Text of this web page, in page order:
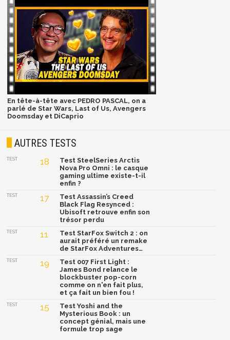
En tête-à-tête avec PEDRO PASCAL, on a
parlé de Star Wars, Last of Us, Avengers
Doomsday et DiCaprio
AUTRES TESTS
TEST 18
Test SteelSeries Arctis
Nova Pro Omni : le casque
gaming ultime existe-t-il
enfin ?
TEST 17
Test Assassin’s Creed
Black Flag Resynced :
Ubisoft retrouve enfin son
trésor perdu
TEST 11
Test StarFox Switch 2 : on
aurait préféré un remake
de StarFox Adventures…
TEST 19
Test 007 First Light :
James Bond relance le
blockbuster pop-corn
comme on n'en fait plus,
et ça fait un bien fou !
TEST 15
Test Yoshi and the
Mysterious Book : un
concept génial, mais une
formule trop sage